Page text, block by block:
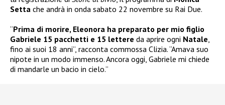
Setta che andrà in onda sabato 22 novembre su Rai Due.
“Prima di morire, Eleonora ha preparato per mio figlio
Gabriele 15 pacchetti e 15 lettere da aprire ogni Natale
fino ai suoi 18 anni”, racconta commossa Clizia. “Amava suo
nipote in un modo immenso. Ancora oggi, Gabriele mi chiede
di mandarle un bacio in cielo.”